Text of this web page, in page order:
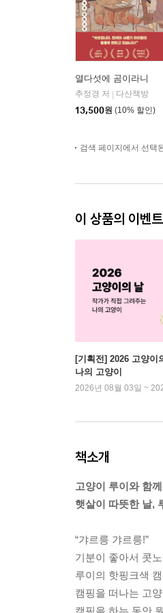
열다섯에 곰이라니
추정경 저
다산책방
13,500원 (10% 할인)
검색 페이지에서 선택
이 상품의 이벤트
[기획전] 2026 고양이
나의 고양이
2026년 08월 03일 ~
책소개
고양이 루이와 함
햇살이 따뜻한 날,
“갸르릉 갸르릉!”
기분이 좋아서 콧
루이의 핫핑크색
캠핑을 떠나는 고